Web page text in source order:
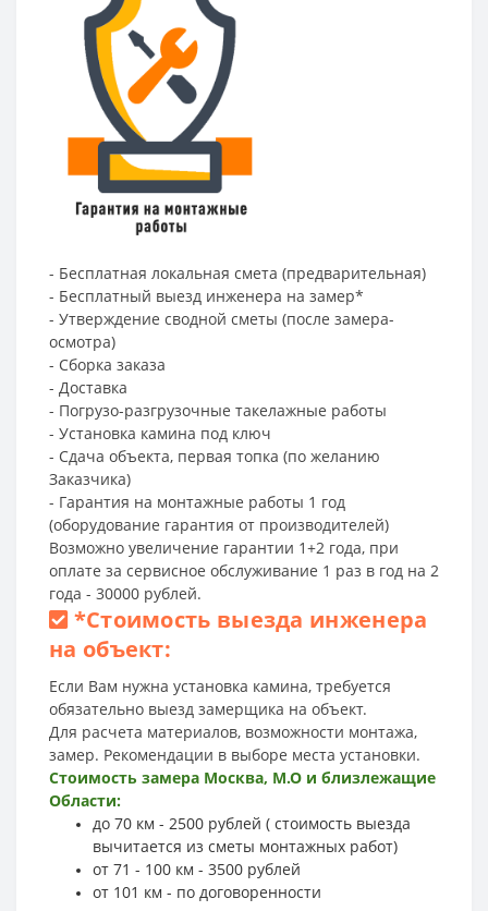
- Бесплатная локальная смета (предварительная)
- Бесплатный выезд инженера на замер*
- Утверждение сводной сметы (после замера-
осмотра)
- Сборка заказа
- Доставка
- Погрузо-разгрузочные такелажные работы
- Установка камина под ключ
- Сдача объекта, первая топка (по желанию
Заказчика)
- Гарантия на монтажные работы 1 год
(оборудование гарантия от производителей)
Возможно увеличение гарантии 1+2 года, при
оплате за сервисное обслуживание 1 раз в год на 2
года - 30000 рублей.
*Стоимость выезда инженера
на объект:
Если Вам нужна установка камина, требуется
обязательно выезд замерщика на объект.
Для расчета материалов, возможности монтажа,
замер. Рекомендации в выборе места установки.
Стоимость замера Москва, М.О и близлежащие
Области:
до 70 км - 2500 рублей ( стоимость выезда
вычитается из сметы монтажных работ)
от 71 - 100 км - 3500 рублей
от 101 км - по договоренности